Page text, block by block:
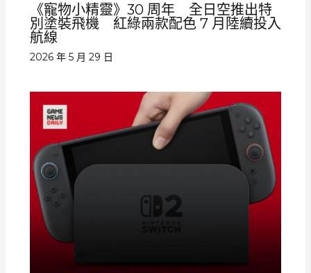
《寵物小精靈》30 周年 全日空推出特
別塗裝飛機 紅綠兩款配色 7 月陸續投入
航線
2026 年 5 月 29 日